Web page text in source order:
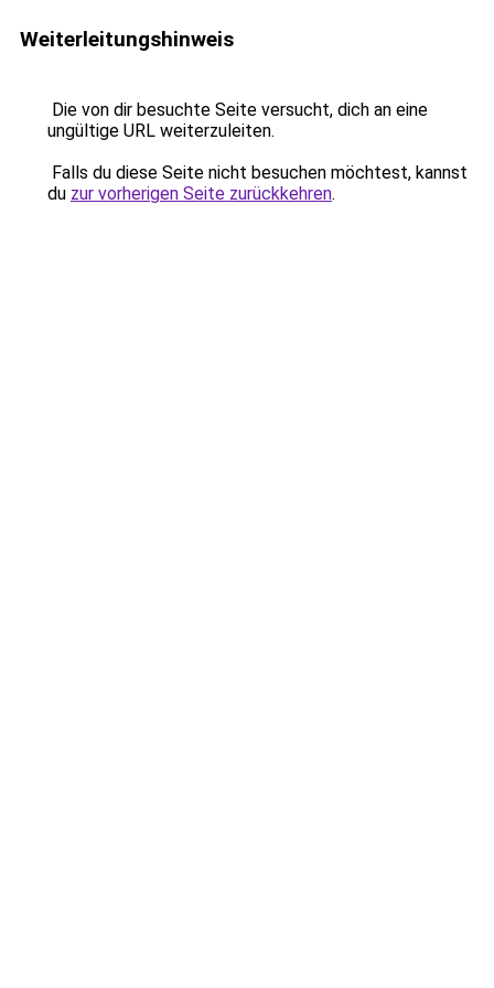
Weiterleitungshinweis
Die von dir besuchte Seite versucht, dich an eine
ungültige URL weiterzuleiten.
Falls du diese Seite nicht besuchen möchtest, kannst
du zur vorherigen Seite zurückkehren.